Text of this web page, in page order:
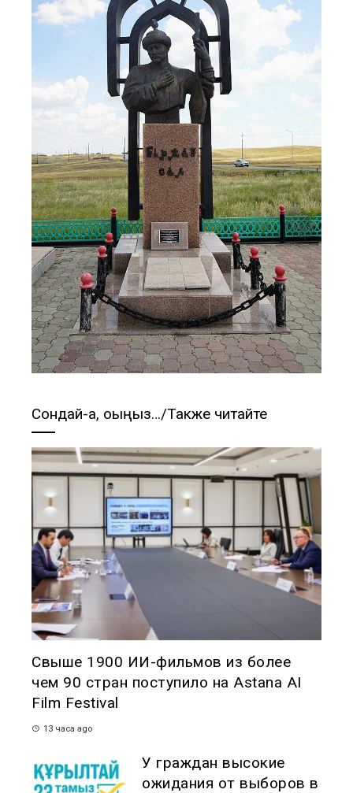
Сондай-ақ, оқыңыз…/Также читайте
Свыше 1900 ИИ-фильмов из более
чем 90 стран поступило на Astana AI
Film Festival
13 часа ago
У граждан высокие
ожидания от выборов в